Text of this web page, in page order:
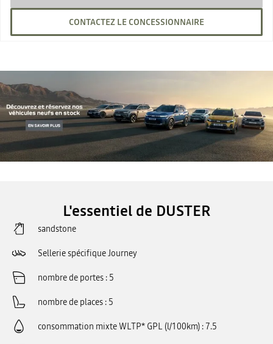
CONTACTEZ LE CONCESSIONNAIRE
L'essentiel de DUSTER
sandstone
Sellerie spécifique Journey
nombre de portes 5
nombre de places 5
consommation mixte WLTP* GPL (l/100km) 7.5